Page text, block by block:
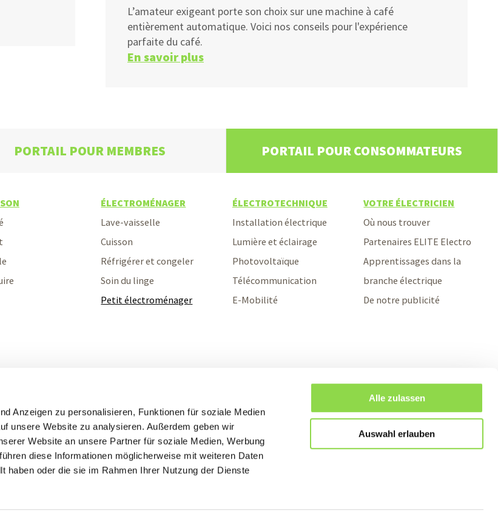
Anzeigen zu personalisieren, Funktionen für soziale Medien
unsere Website zu analysieren. Außerdem geben wir
Website an unsere Partner für soziale Medien, Werbung
diese Informationen möglicherweise mit weiteren Daten
haben oder die sie im Rahmen Ihrer Nutzung der Dienste
Alle zulassen
Auswahl erlauben
L’amateur exigeant porte son choix sur une machine à café
entièrement automatique. Voici nos conseils pour l'expérience
parfaite du café.
En savoir plus
PORTAIL POUR MEMBRES PORTAIL POUR CONSOMMATEURS
ÉLECTROMÉNAGER
Lave-vaisselle
Cuisson
Réfrigérer et congeler
Soin du linge
Petit électroménager
ÉLECTROTECHNIQUE
Installation électrique
Lumière et éclairage
Photovoltaïque
Télécommunication
E-Mobilité
VOTRE ÉLECTRICIEN
Où nous trouver
Partenaires ELITE Electro
Apprentissages dans la
branche électrique
De notre publicité